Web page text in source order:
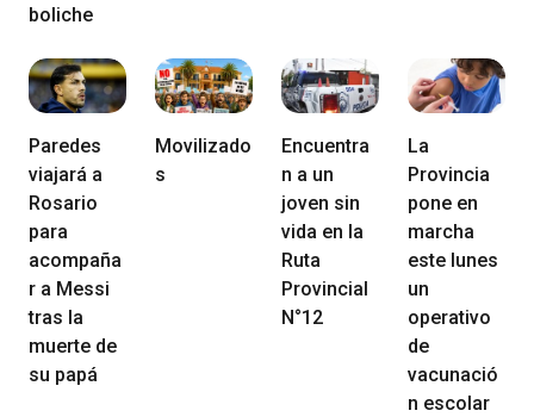
boliche
Paredes
viajará a
Rosario
para
acompaña
r a Messi
tras la
muerte de
su papá
Movilizado
s
Encuentra
n a un
joven sin
vida en la
Ruta
Provincial
N°12
La
Provincia
pone en
marcha
este lunes
un
operativo
de
vacunació
n escolar